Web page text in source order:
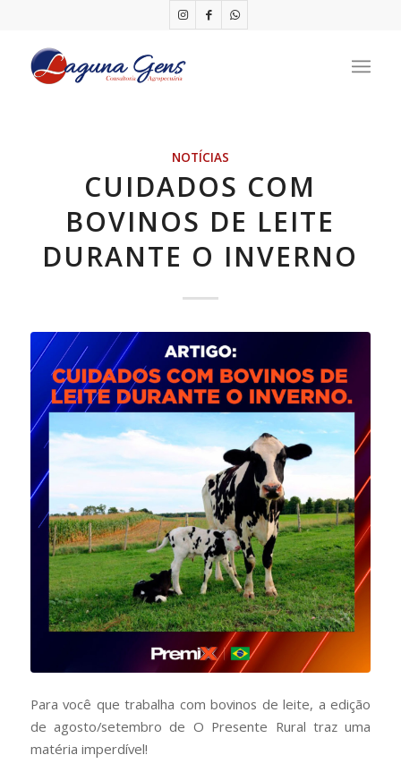
NOTÍCIAS
CUIDADOS COM
BOVINOS DE LEITE
DURANTE O INVERNO
Para você que trabalha com bovinos de leite, a edição
de agosto/setembro de O Presente Rural traz uma
matéria imperdível!